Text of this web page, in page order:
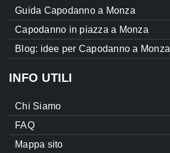
Guida Capodanno a Monza
Capodanno in piazza a Monza
Blog: idee per Capodanno a Monza
INFO UTILI
Chi Siamo
FAQ
Mappa sito